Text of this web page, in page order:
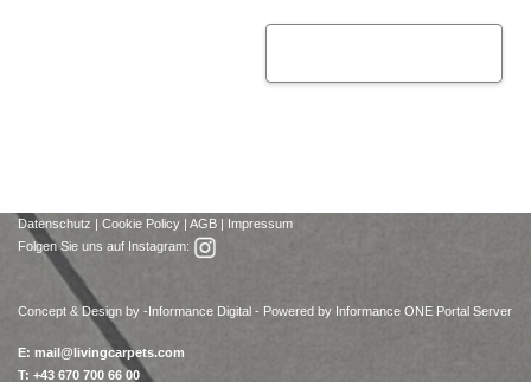
Datenschutz | Cookie Policy | AGB | Impressum
Folgen Sie uns auf Instagram:
Concept & Design by -Informance Digital - Powered by Informance ONE Portal Server
E: mail@livingcarpets.com
T: +43 670 700 66 00